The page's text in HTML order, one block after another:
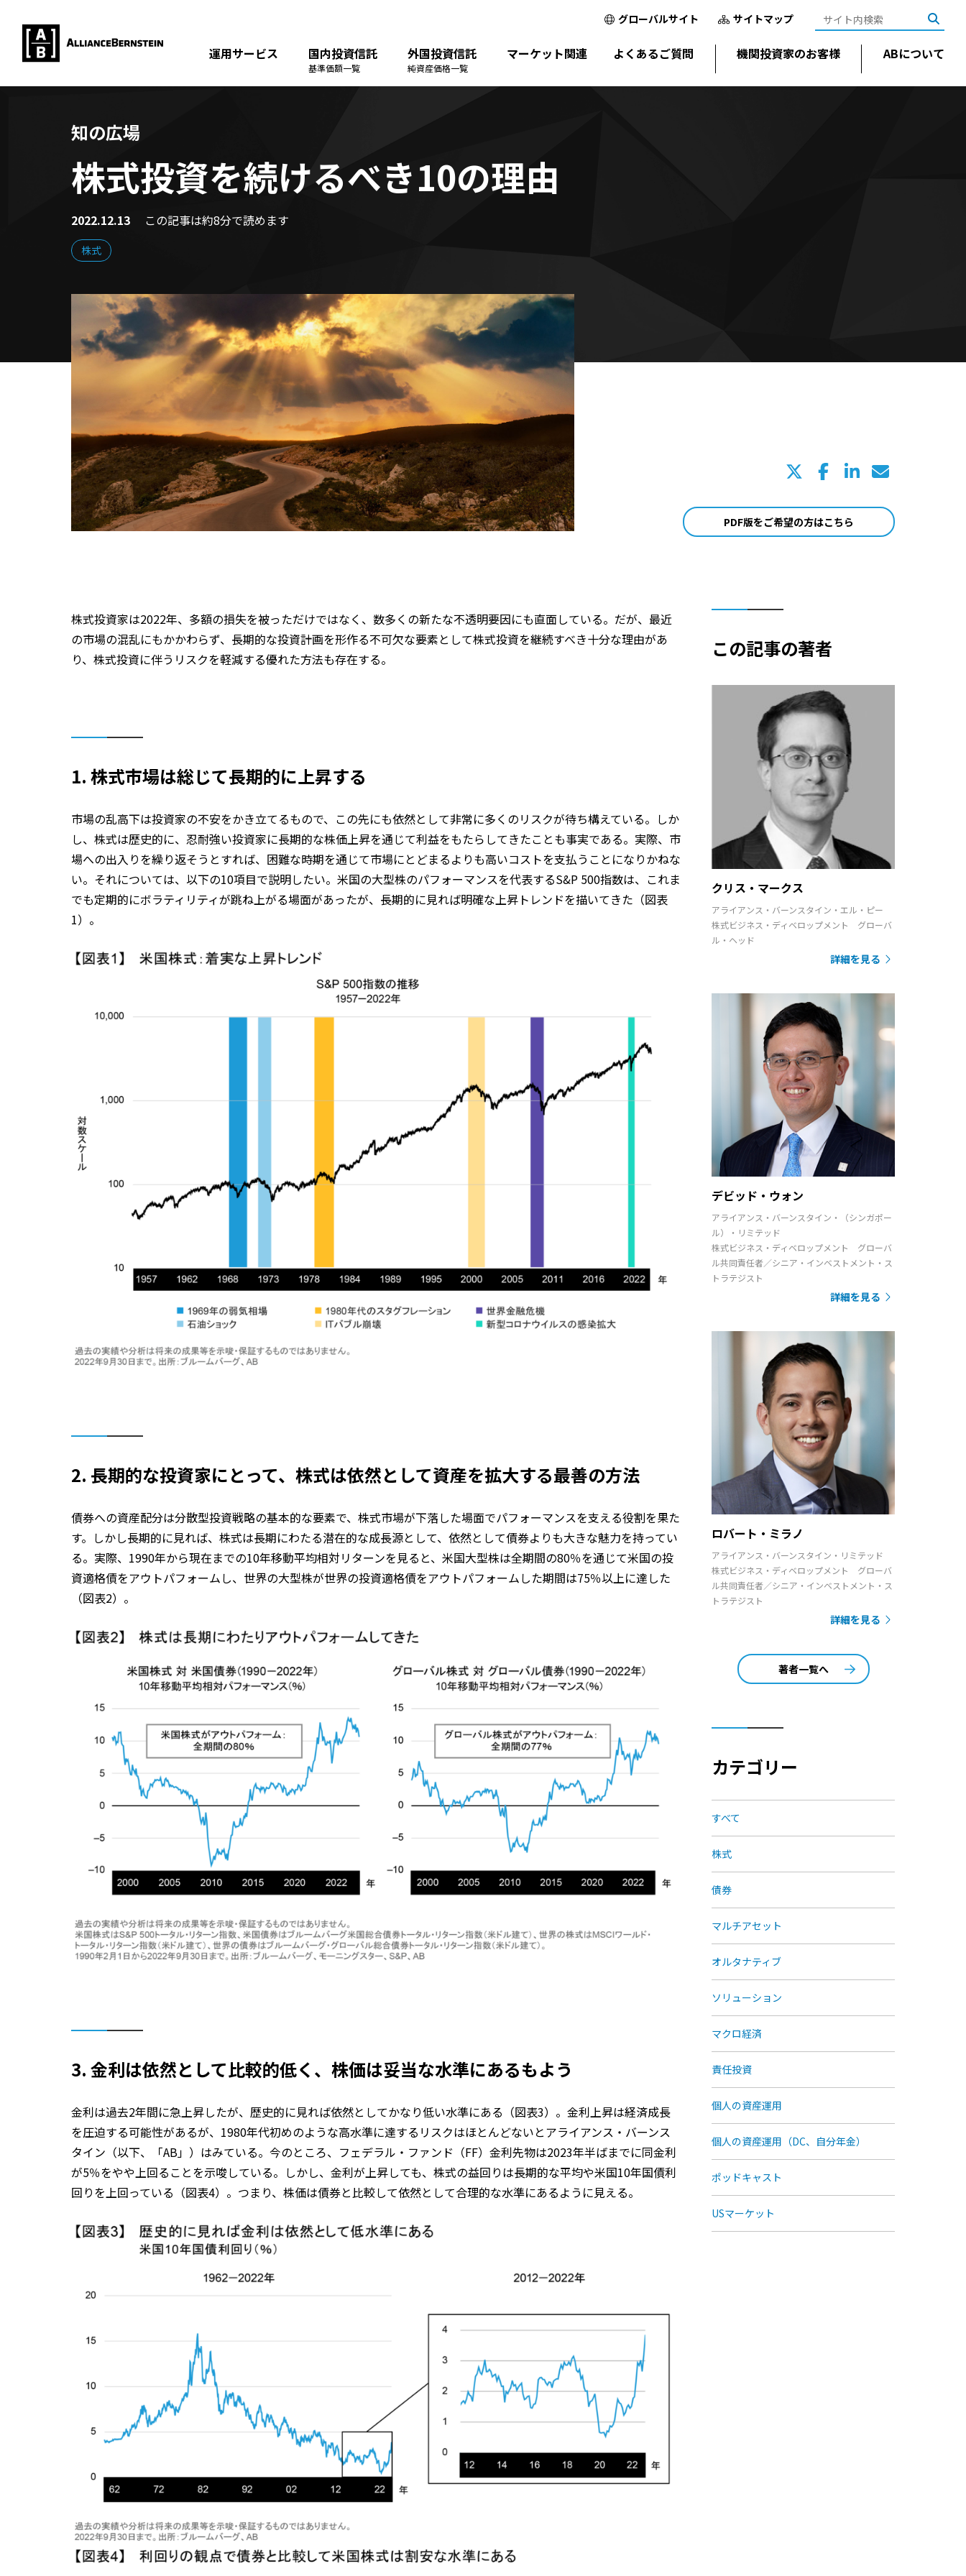
グローバルサイト サイトマップ
運用サービス 国内投資信託
基準価額一覧
外国投資信託
純資産価格一覧
マーケット関連 よくあるご質問 機関投資家のお客様 ABについて
知の広場
株式投資を続けるべき10の理由
2022.12.13 この記事は約8分で読めます
株式
PDF版をご希望の方はこちら
株式投資家は2022年、多額の損失を被っただけではなく、数多くの新たな不透明要因にも直面している。だが、最近
の市場の混乱にもかかわらず、長期的な投資計画を形作る不可欠な要素として株式投資を継続すべき十分な理由があ
り、株式投資に伴うリスクを軽減する優れた方法も存在する。
1. 株式市場は総じて長期的に上昇する
市場の乱高下は投資家の不安をかき立てるもので、この先にも依然として非常に多くのリスクが待ち構えている。しか
し、株式は歴史的に、忍耐強い投資家に長期的な株価上昇を通じて利益をもたらしてきたことも事実である。実際、市
場への出入りを繰り返そうとすれば、困難な時期を通じて市場にとどまるよりも高いコストを支払うことになりかねな
い。それについては、以下の10項目で説明したい。米国の大型株のパフォーマンスを代表するS&P 500指数は、これま
でも定期的にボラティリティが跳ね上がる場面があったが、長期的に見れば明確な上昇トレンドを描いてきた（図表
1）。
2. 長期的な投資家にとって、株式は依然として資産を拡大する最善の方法
債券への資産配分は分散型投資戦略の基本的な要素で、株式市場が下落した場面でパフォーマンスを支える役割を果た
す。しかし長期的に見れば、株式は長期にわたる潜在的な成長源として、依然として債券よりも大きな魅力を持ってい
る。実際、1990年から現在までの10年移動平均相対リターンを見ると、米国大型株は全期間の80％を通じて米国の投
資適格債をアウトパフォームし、世界の大型株が世界の投資適格債をアウトパフォームした期間は75％以上に達した
（図表2）。
3. 金利は依然として比較的低く、株価は妥当な水準にあるもよう
金利は過去2年間に急上昇したが、歴史的に見れば依然としてかなり低い水準にある（図表3）。金利上昇は経済成長
を圧迫する可能性があるが、1980年代初めのような高水準に達するリスクはほとんどないとアライアンス・バーンス
タイン（以下、「AB」）はみている。今のところ、フェデラル・ファンド（FF）金利先物は2023年半ばまでに同金利
が5％をやや上回ることを示唆している。しかし、金利が上昇しても、株式の益回りは長期的な平均や米国10年国債利
回りを上回っている（図表4）。つまり、株価は債券と比較して依然として合理的な水準にあるように見える。
この記事の著者
クリス・マークス
アライアンス・バーンスタイン・エル・ピー
株式ビジネス・ディベロップメント グローバ
ル・ヘッド
詳細を見る
デビッド・ウォン
アライアンス・バーンスタイン・（シンガポー
ル）・リミテッド
株式ビジネス・ディベロップメント グローバ
ル共同責任者／シニア・インベストメント・ス
トラテジスト
詳細を見る
ロバート・ミラノ
アライアンス・バーンスタイン・リミテッド
株式ビジネス・ディベロップメント グローバ
ル共同責任者／シニア・インベストメント・ス
トラテジスト
詳細を見る
著者一覧へ
カテゴリー
すべて
株式
債券
マルチアセット
オルタナティブ
ソリューション
マクロ経済
責任投資
個人の資産運用
個人の資産運用（DC、自分年金）
ポッドキャスト
USマーケット